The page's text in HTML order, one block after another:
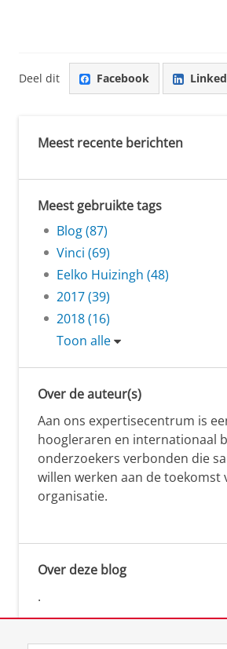
Deel dit Facebook
Meest recente berichten
Meest gebruikte tags
Blog (87)
Vinci (69)
Eelko Huizingh (48)
2017 (39)
2018 (16)
Toon alle
Over de auteur(s)
Aan ons expertisecentrum is
hoogleraren en internationaal
onderzoekers verbonden die
willen werken aan de toekomst
organisatie.
Over deze blog
.